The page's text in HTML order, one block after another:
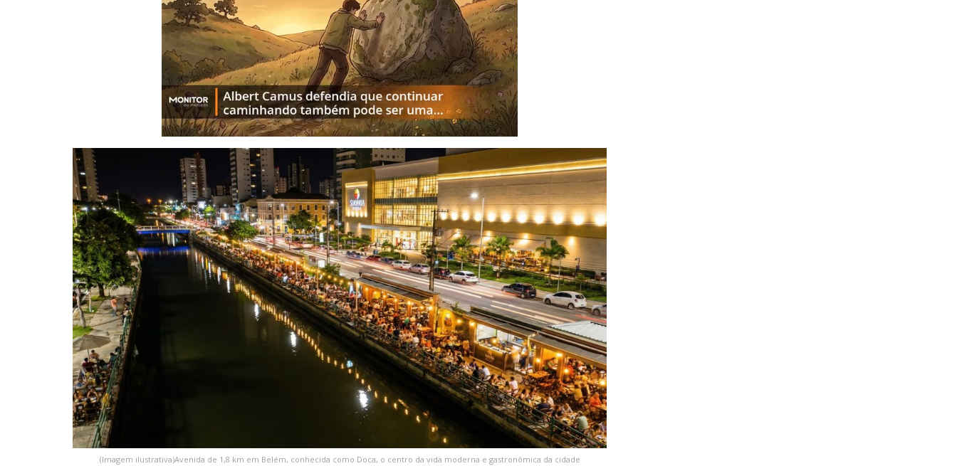
(Imagem ilustrativa)Avenida de 1,8 km em Belém, conhecida como Doca, o centro da vida moderna e gastronômica da cidade